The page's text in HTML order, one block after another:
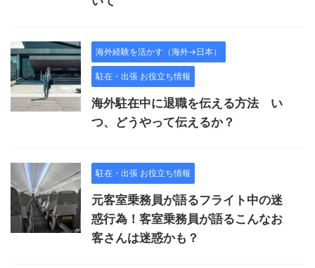
海外経験を活かす（海外→日本）
駐在・出張 お役立ち情報
海外駐在中に退職を伝える方法 い
つ、どうやって伝えるか？
駐在・出張 お役立ち情報
元客室乗務員が語るフライト中の迷
惑行為！客室乗務員が語るこんなお
客さんは迷惑かも？